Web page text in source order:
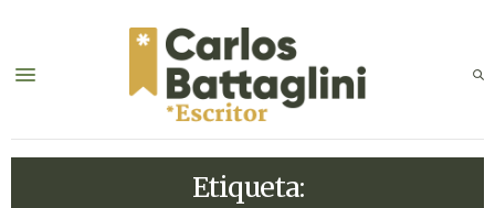
Etiqueta: